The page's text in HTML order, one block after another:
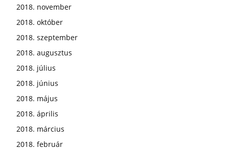
2018. november
2018. október
2018. szeptember
2018. augusztus
2018. július
2018. június
2018. május
2018. április
2018. március
2018. február